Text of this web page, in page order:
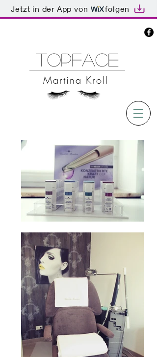
Jetzt in der App von folgen
TOPFACE
Martina Kroll